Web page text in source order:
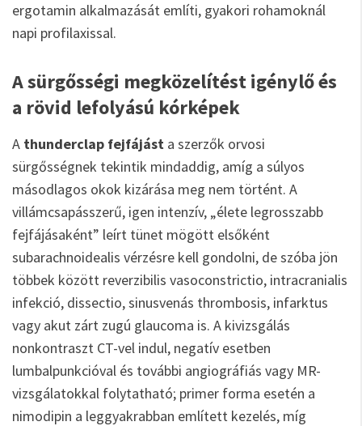
ergotamin alkalmazását említi, gyakori rohamoknál
napi profilaxissal.
A sürgősségi megközelítést igénylő és
a rövid lefolyású kórképek
A thunderclap fejfájást a szerzők orvosi
sürgősségnek tekintik mindaddig, amíg a súlyos
másodlagos okok kizárása meg nem történt. A
villámcsapásszerű, igen intenzív, „élete legrosszabb
fejfájásaként” leírt tünet mögött elsőként
subarachnoidealis vérzésre kell gondolni, de szóba jön
többek között reverzibilis vasoconstrictio, intracranialis
infekció, dissectio, sinusvenás thrombosis, infarktus
vagy akut zárt zugú glaucoma is. A kivizsgálás
nonkontraszt CT-vel indul, negatív esetben
lumbalpunkcióval és további angiográfiás vagy MR-
vizsgálatokkal folytatható; primer forma esetén a
nimodipin a leggyakrabban említett kezelés, míg